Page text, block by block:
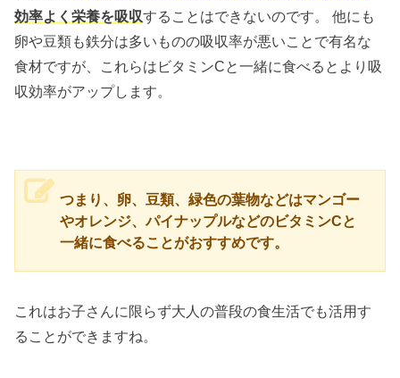
効率よく栄養を吸収することはできないのです。 他にも
卵や豆類も鉄分は多いものの吸収率が悪いことで有名な
食材ですが、これらはビタミンCと一緒に食べるとより吸
収効率がアップします。
つまり、卵、豆類、緑色の葉物などはマンゴー
やオレンジ、パイナップルなどのビタミンCと
一緒に食べることがおすすめです。
これはお子さんに限らず大人の普段の食生活でも活用す
ることができますね。